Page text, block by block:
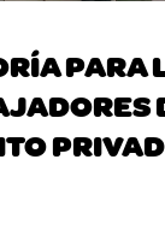
PARA